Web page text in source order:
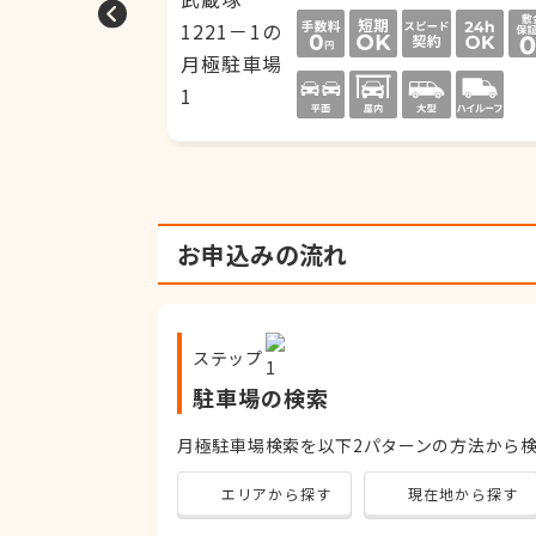
お申込みの流れ
ステップ
駐車場の検索
月極駐車場検索を以下2パターンの方法から
エリアから探す 現在地から探す